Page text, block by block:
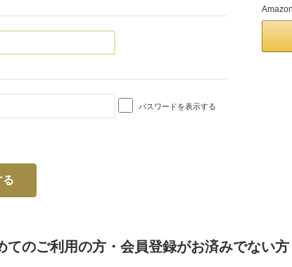
パスワードを表示する
てのご利用の方・会員登録がお済みでない方